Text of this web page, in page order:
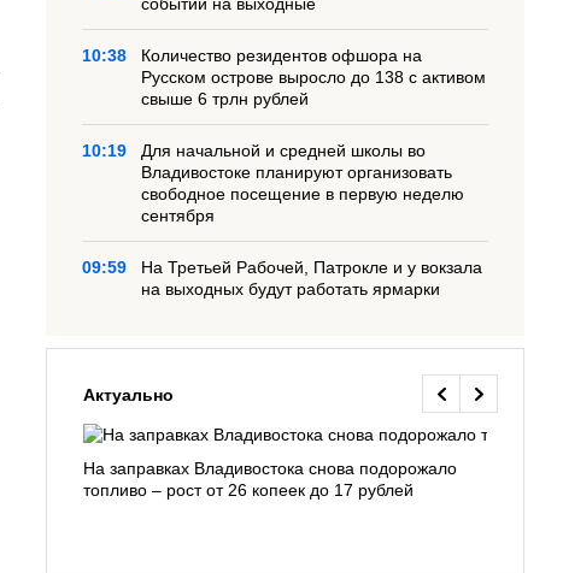
10:38
Количество резидентов офшора на
Русском острове выросло до 138 с активом
свыше 6 трлн рублей
10:19
Для начальной и средней школы во
Владивостоке планируют организовать
свободное посещение в первую неделю
сентября
09:59
На Третьей Рабочей, Патрокле и у вокзала
на выходных будут работать ярмарки
Актуально
На заправках Владивостока снова подорожало
топливо – рост от 26 копеек до 17 рублей